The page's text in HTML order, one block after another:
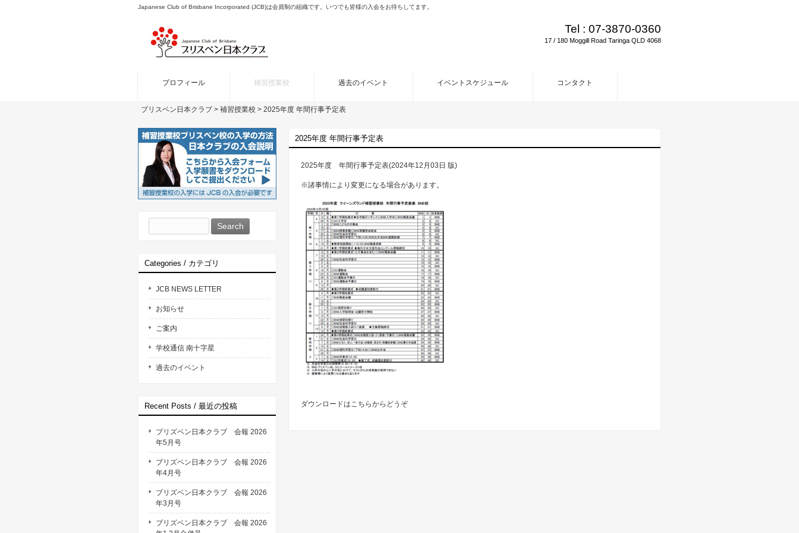
Japanese Club of Brisbane Incorporated (JCB)は会員制の組織です。いつでも皆様の入会をお待ちしてます。
Tel : 07-3870-0360
17 / 180 Moggill Road Taringa QLD 4068
プロフィール 補習授業校 過去のイベント イベントスケジュール コンタクト
ブリスベン日本クラブ > 補習授業校 > 2025年度 年間行事予定表
2025年度 年間行事予定表
2025年度 年間行事予定表(2024年12月03日 版)
※諸事情により変更になる場合があります。
ダウンロードはこちらからどうぞ
for:
Categories / カテゴリ
JCB NEWS LETTER
お知らせ
ご案内
学校通信 南十字星
過去のイベント
Recent Posts / 最近の投稿
ブリズベン日本クラブ 会報 2026
年5月号
ブリズベン日本クラブ 会報 2026
年4月号
ブリズベン日本クラブ 会報 2026
年3月号
ブリズベン日本クラブ 会報 2026